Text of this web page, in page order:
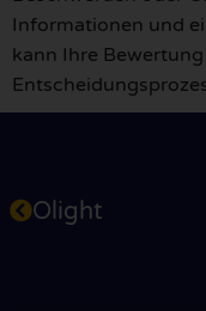
Informationen und
kann Ihre
Olight